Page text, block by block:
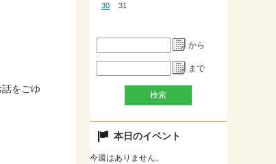
をごゆ
30 31
から
まで
本日のイベント
今週はありません。